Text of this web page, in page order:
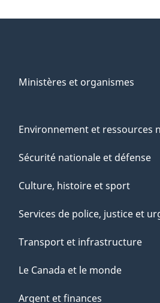
Ministères et organismes
Environnement et ressources
Sécurité nationale et défense
Culture, histoire et sport
Services de police, justice et
Transport et infrastructure
Le Canada et le monde
Argent et finances